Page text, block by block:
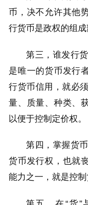
币，决不允许其他
行货币是政权的组成
第三，谁发行
是唯一的货币发行
行货币信用，就必
量、质量、种类、
以便于控制定价权。
第四，掌握货
货币发行权，也就
能力之一，就是控